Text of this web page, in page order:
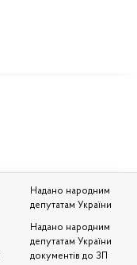
Надано народним
депутатам України
Надано народним
депутатам України
документів до ЗП